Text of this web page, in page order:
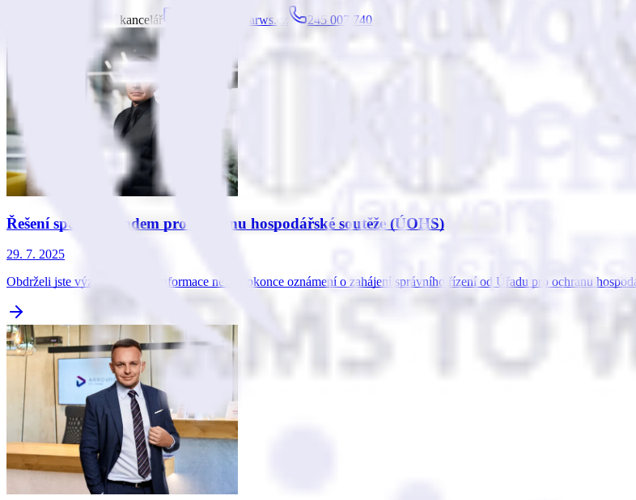
ARROWS advokátní kancelář
konzultace@arws.cz 245 007 740
Řešení sporů s Úřadem pro ochranu hospodářské soutěže (ÚOHS)
29. 7. 2025
Obdrželi jste výzvu, žádost o informace nebo dokonce oznámení o zahájení správního řízení od Úřadu pro ochranu